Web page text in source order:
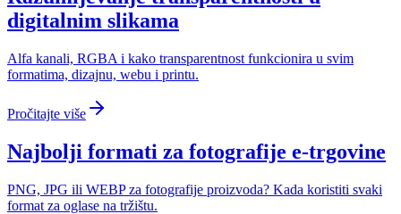
digitalnim slikama
Alfa kanali, RGBA i kako transparentnost funkcionira u svim
formatima, dizajnu, webu i printu.
Pročitajte više
Najbolji formati za fotografije e-trgovine
PNG, JPG ili WEBP za fotografije proizvoda? Kada koristiti svaki
format za oglase na tržištu.